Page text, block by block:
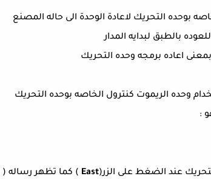
بوحده التحريك لاعادة الوحدة الى حاله المصنع
للعوده بالطبق لبدايه المدار
وحده الريموت كنترول الخاصه بوحده التحريك
:
عند الضغط على الزر(East ) كما تظهر رساله (